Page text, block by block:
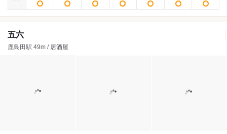
五六
鹿島田駅 49m / 居酒屋